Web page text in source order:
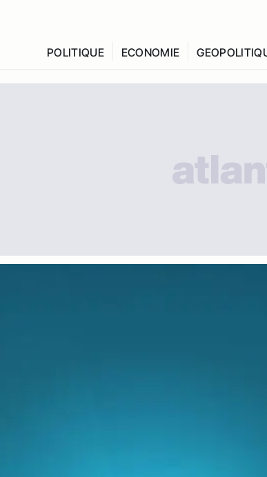
POLITIQUE ECONOMIE